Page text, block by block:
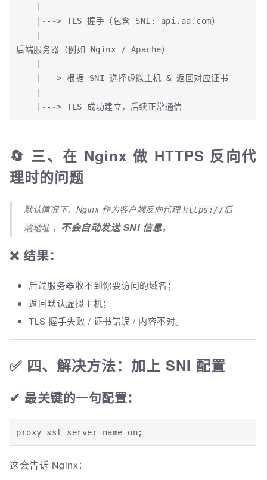
    |---> TLS 握手（包含 SNI: api.aa.com）
后端服务器（例如 Nginx / Apache）
    |---> 根据 SNI 选择虚拟主机 & 返回对应证书
    |---> TLS 成功建立，后续正常通信
🔄 三、在 Nginx 做 HTTPS 反向代
理时的问题
默认情况下，Nginx 作为客户端反向代理https://后
端地址 ， 不会自动发送 SNI 信息。
❌ 结果：
后端服务器收不到你要访问的域名；
返回默认虚拟主机；
TLS 握手失败 / 证书错误 / 内容不对。
✅ 四、解决方法：加上 SNI 配置
✔ 最关键的一句配置：
proxy_ssl_server_name on;
这会告诉 Nginx：